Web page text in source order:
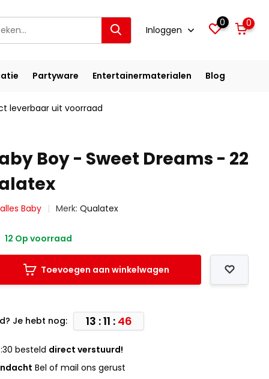
Inloggen
0 0
Partyware Entertainermaterialen Blog
leverbaar uit voorraad
Boy - Sweet Dreams - 22
Baby Merk:Qualatex
12 Op voorraad
Toevoegen aan winkelwagen
Je hebt nog: 13 : 11 : 45
besteld direct verstuurd!
Bel of mail ons gerust